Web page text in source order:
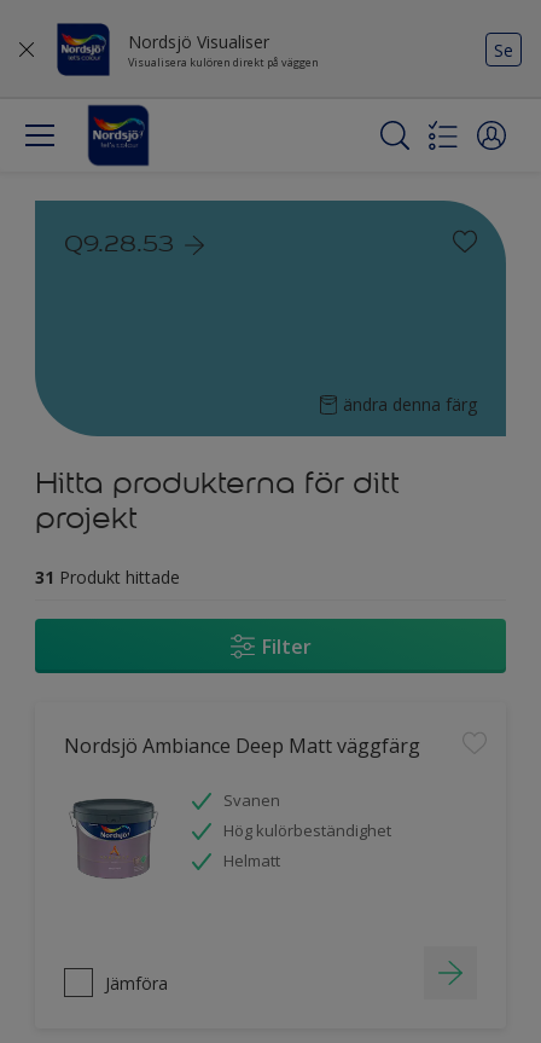
Nordsjö Visualiser
Visualisera kulören direkt på väggen
Se
Q9.28.53
ändra denna färg
Hitta produkterna för ditt
projekt
31 Produkt hittade
Filter
Nordsjö Ambiance Deep Matt väggfärg
Svanen
Hög kulörbeständighet
Helmatt
Jämföra